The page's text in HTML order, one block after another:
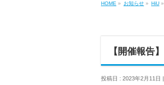
HOME » お知らせ » HiU »
【開催報告
投稿日 : 2023年2月11日